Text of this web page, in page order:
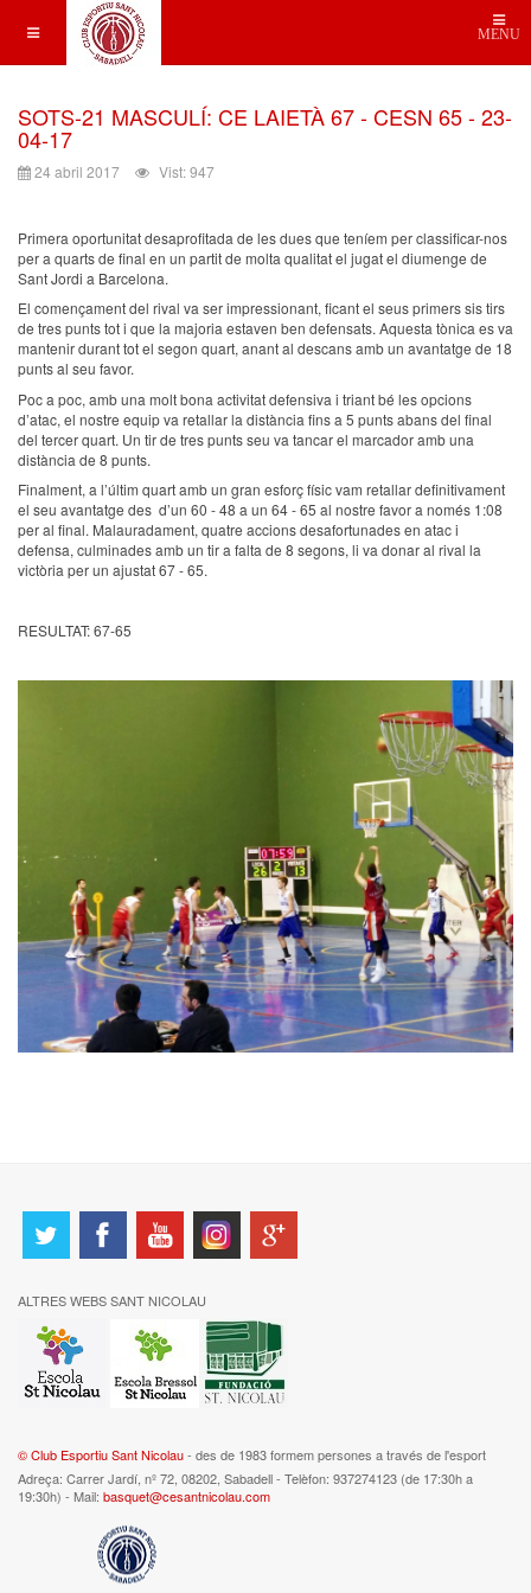
MENU
SOTS-21 MASCULÍ: CE LAIETÀ 67 - CESN 65 - 23-
04-17
24 abril 2017 Vist: 947
Primera oportunitat desaprofitada de les dues que teníem per classificar-nos
per a quarts de final en un partit de molta qualitat el jugat el diumenge de
Sant Jordi a Barcelona.
El començament del rival va ser impressionant, ficant el seus primers sis tirs
de tres punts tot i que la majoria estaven ben defensats. Aquesta tònica es va
mantenir durant tot el segon quart, anant al descans amb un avantatge de 18
punts al seu favor.
Poc a poc, amb una molt bona activitat defensiva i triant bé les opcions
d’atac, el nostre equip va retallar la distància fins a 5 punts abans del final
del tercer quart. Un tir de tres punts seu va tancar el marcador amb una
distància de 8 punts.
Finalment, a l’últim quart amb un gran esforç físic vam retallar definitivament
el seu avantatge des d’un 60 - 48 a un 64 - 65 al nostre favor a només 1:08
per al final. Malauradament, quatre accions desafortunades en atac i
defensa, culminades amb un tir a falta de 8 segons, li va donar al rival la
victòria per un ajustat 67 - 65.
RESULTAT: 67-65
ALTRES WEBS SANT NICOLAU
© Club Esportiu Sant Nicolau- des de 1983 formem persones a través de l'esport
Adreça: Carrer Jardí, nº 72, 08202, Sabadell - Telèfon: 937274123 (de 17:30h a
19:30h) - Mail: basquet@cesantnicolau.com